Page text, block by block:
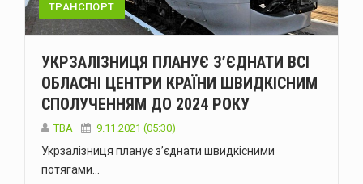
ТРАНСПОРТ
УКРЗАЛІЗНИЦЯ ПЛАНУЄ З’ЄДНАТИ ВСІ
ОБЛАСНІ ЦЕНТРИ КРАЇНИ ШВИДКІСНИМ
СПОЛУЧЕННЯМ ДО 2024 РОКУ
ТВА 9.11.2021 (05:30)
Укрзалізниця планує з’єднати швидкісними
потягами…